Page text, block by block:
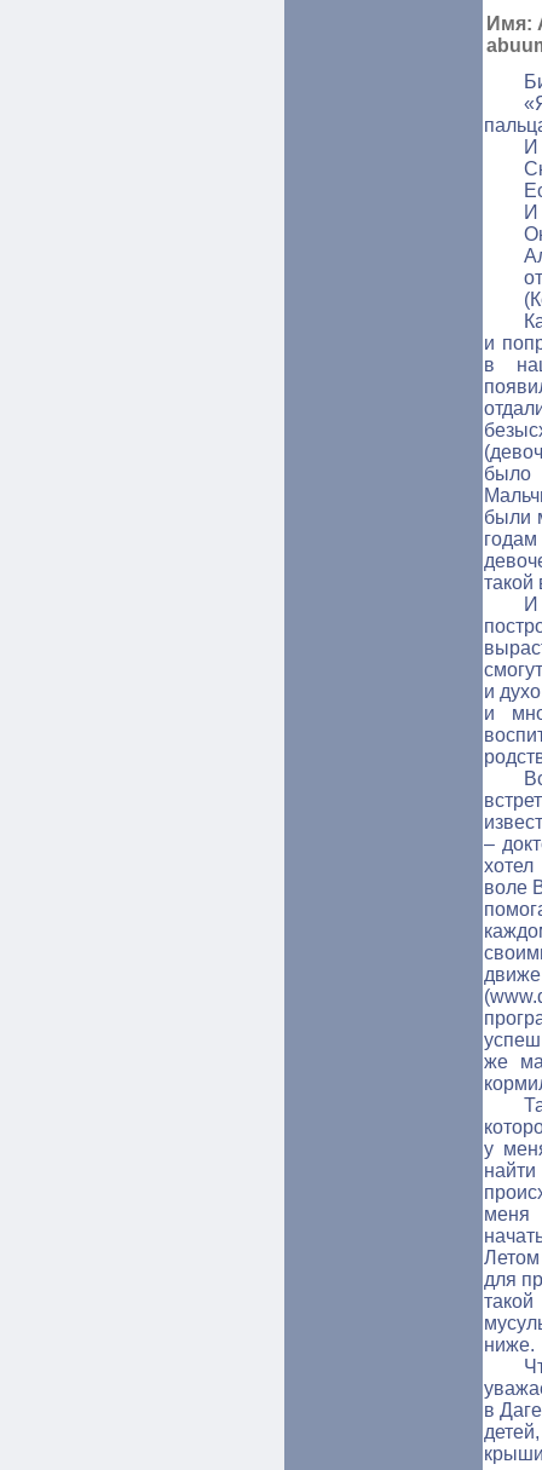
Имя:
И
И
и
в
было
были
такой
И
и
и
–
воле
же
у
меня
для
такой
ниже.
в